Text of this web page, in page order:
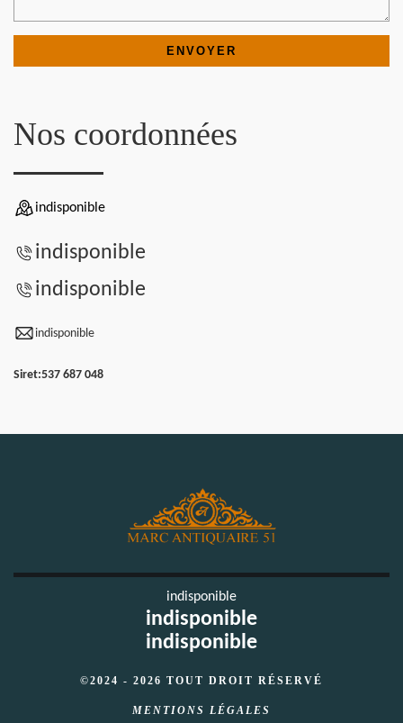
Nos coordonnées
indisponible
indisponible
indisponible
indisponible
Siret:537 687 048
indisponible
indisponible
indisponible
©2024 - 2026 TOUT DROIT RÉSERVÉ
MENTIONS LÉGALES